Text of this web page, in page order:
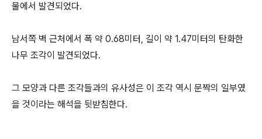
물에서 발견되었다.
남서쪽 벽 근처에서 폭 약 0.68미터, 길이 약 1.47미터의 탄화한
나무 조각이 발견되었다.
그 모양과 다른 조각들과의 유사성은 이 조각 역시 문짝의 일부였
을 것이라는 해석을 뒷받침한다.